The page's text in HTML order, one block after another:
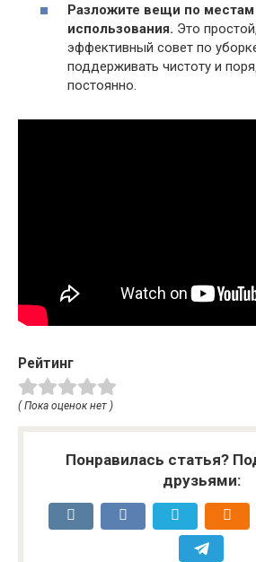
Разложите вещи по местам
использования. Это
эффективный совет по
поддерживать чистоту и
постоянно.
Рейтинг
( Пока оценок нет )
Понравилась статья?
друзьями: